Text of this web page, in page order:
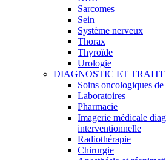
Sarcomes
Sein
Système nerveux
Thorax
Thyroïde
Urologie
DIAGNOSTIC ET
Soins oncologiques de
Laboratoires
Pharmacie
Imagerie médicale
interventionnelle
Radiothérapie
Chirurgie